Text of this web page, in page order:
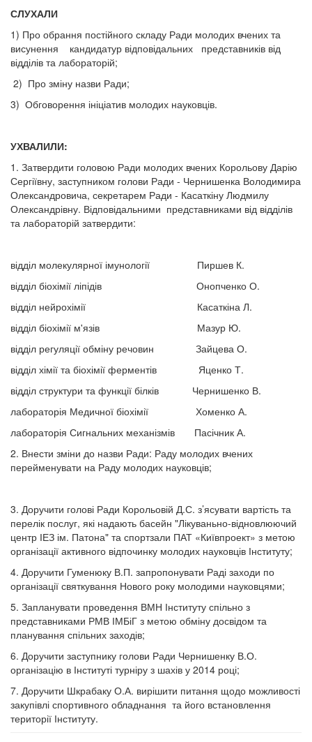
СЛУХАЛИ
1) Про обрання постійного складу Ради молодих вчених та
висунення кандидатур відповідальних представників від
відділів та лабораторій;
2) Про зміну назви Ради;
3) Обговорення ініціатив молодих науковців.
УХВАЛИЛИ:
1. Затвердити головою Ради молодих вчених Корольову Дарію
Сергіївну, заступником голови Ради - Чернишенка Володимира
Олександровича, секретарем Ради - Касаткіну Людмилу
Олександрівну. Відповідальними представниками від відділів
та лабораторій затвердити:
відділ молекулярної імунології Пиршев К.
відділ біохімії ліпідів Онопченко О.
відділ нейрохімії Касаткіна Л.
відділ біохімії м'язів Мазур Ю.
відділ регуляції обміну речовин Зайцева О.
відділ хімії та біохімії ферментів Яценко Т.
відділ структури та функції білків Чернишенко В.
лабораторія Медичної біохімії Хоменко А.
лабораторія Сигнальних механізмів Пасічник А.
2. Внести зміни до назви Ради: Раду молодих вчених
перейменувати на Раду молодих науковців;
3. Доручити голові Ради Корольовій Д.С. з’ясувати вартість та
перелік послуг, які надають басейн "Лікуваньно-відновлюючий
центр ІЕЗ ім. Патона" та спортзали ПАТ «Київпроект» з метою
організації активного відпочинку молодих науковців Інституту;
4. Доручити Гуменюку В.П. запропонувати Раді заходи по
організації святкування Нового року молодими науковцями;
5. Запланувати проведення ВМН Інституту спільно з
представниками РМВ ІМБіГ з метою обміну досвідом та
планування спільних заходів;
6. Доручити заступнику голови Ради Чернишенку В.О.
організацію в Інституті турніру з шахів у 2014 році;
7. Доручити Шкрабаку О.А. вирішити питання щодо можливості
закупівлі спортивного обладнання та його встановлення
території Інституту.